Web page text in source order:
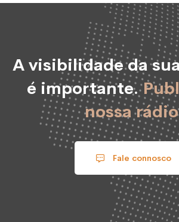
A visibilidade da
é importante.
nossa
Fale connosco